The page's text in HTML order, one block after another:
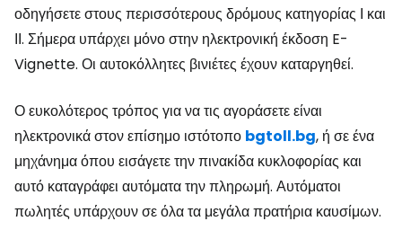
οδηγήσετε στους περισσότερους δρόμους κατηγορίας Ι και
ΙΙ. Σήμερα υπάρχει μόνο στην ηλεκτρονική έκδοση E-
Vignette. Οι αυτοκόλλητες βινιέτες έχουν καταργηθεί.
Ο ευκολότερος τρόπος για να τις αγοράσετε είναι
ηλεκτρονικά στον επίσημο ιστότοπο bgtoll.bg, ή σε ένα
μηχάνημα όπου εισάγετε την πινακίδα κυκλοφορίας και
αυτό καταγράφει αυτόματα την πληρωμή. Αυτόματοι
πωλητές υπάρχουν σε όλα τα μεγάλα πρατήρια καυσίμων.